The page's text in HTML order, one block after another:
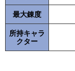
最大錬度
所持キャラ
クター